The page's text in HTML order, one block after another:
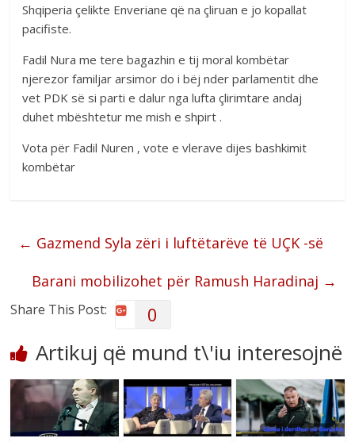
Shqiperia çelikte Enveriane që na çliruan e jo kopallat
pacifiste.
Fadil Nura me tere bagazhin e tij moral kombëtar
njerezor familjar arsimor do i bëj nder parlamentit dhe
vet PDK së si parti e dalur nga lufta çlirimtare andaj
duhet mbështetur me mish e shpirt .
Vota për Fadil Nuren , vote e vlerave dijes bashkimit
kombëtar
← Gazmend Syla zëri i luftëtarëve të UÇK -së
Barani mobilizohet për Ramush Haradinaj →
Share This Post: 0
Artikuj që mund t\'iu interesojnë